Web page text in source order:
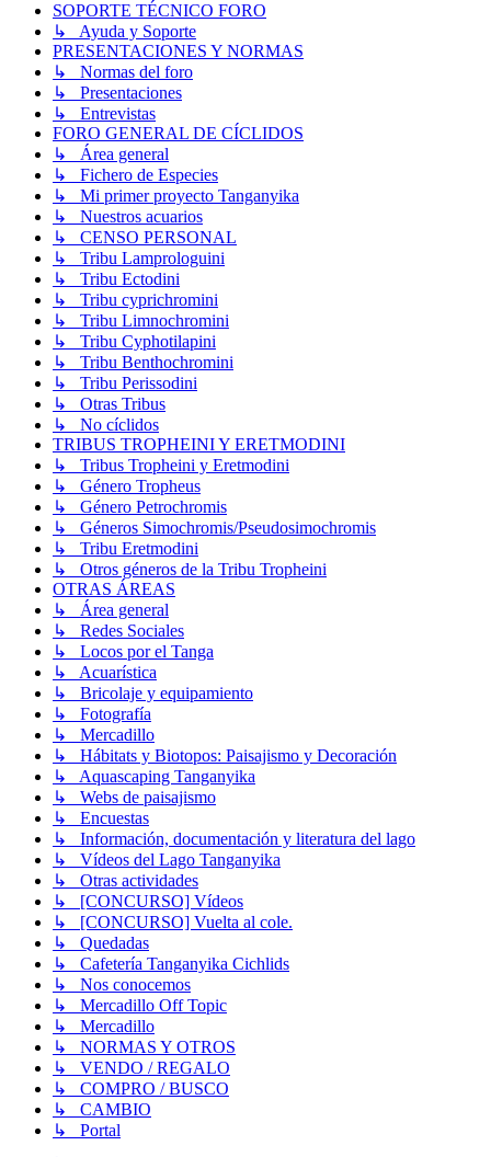
SOPORTE TÉCNICO FORO
↳ Ayuda y Soporte
PRESENTACIONES Y NORMAS
↳ Normas del foro
↳ Presentaciones
↳ Entrevistas
FORO GENERAL DE CÍCLIDOS
↳ Área general
↳ Fichero de Especies
↳ Mi primer proyecto Tanganyika
↳ Nuestros acuarios
↳ CENSO PERSONAL
↳ Tribu Lamprologuini
↳ Tribu Ectodini
↳ Tribu cyprichromini
↳ Tribu Limnochromini
↳ Tribu Cyphotilapini
↳ Tribu Benthochromini
↳ Tribu Perissodini
↳ Otras Tribus
↳ No cíclidos
TRIBUS TROPHEINI Y ERETMODINI
↳ Tribus Tropheini y Eretmodini
↳ Género Tropheus
↳ Género Petrochromis
↳ Géneros Simochromis/Pseudosimochromis
↳ Tribu Eretmodini
↳ Otros géneros de la Tribu Tropheini
OTRAS ÁREAS
↳ Área general
↳ Redes Sociales
↳ Locos por el Tanga
↳ Acuarística
↳ Bricolaje y equipamiento
↳ Fotografía
↳ Mercadillo
↳ Hábitats y Biotopos: Paisajismo y Decoración
↳ Aquascaping Tanganyika
↳ Webs de paisajismo
↳ Encuestas
↳ Información, documentación y literatura del lago
↳ Vídeos del Lago Tanganyika
↳ Otras actividades
↳ [CONCURSO] Vídeos
↳ [CONCURSO] Vuelta al cole.
↳ Quedadas
↳ Cafetería Tanganyika Cichlids
↳ Nos conocemos
↳ Mercadillo Off Topic
↳ Mercadillo
↳ NORMAS Y OTROS
↳ VENDO / REGALO
↳ COMPRO / BUSCO
↳ CAMBIO
↳ Portal